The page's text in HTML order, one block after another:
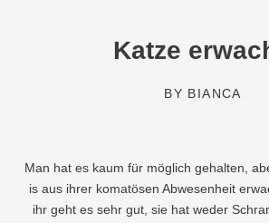
Katze
BY BIANCA
Man hat es kaum für möglich gehalten,
is aus ihrer komatösen Abwesenheit
ihr geht es sehr gut, sie hat weder